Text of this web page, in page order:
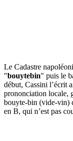
Le Cadastre
"bouytebin" puis le
début, Cassini l’écrit
prononciation locale,
bouyte-bin (vide-vin)
en B, qui n’est pas